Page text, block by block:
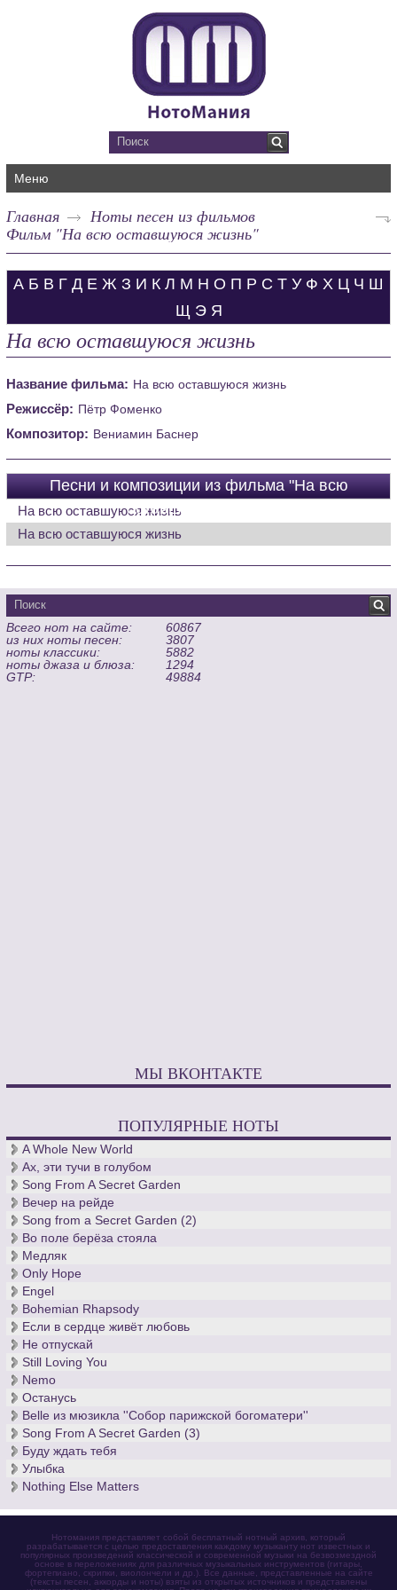
Меню
Главная
Ноты песен из фильмов
Фильм "На всю оставшуюся жизнь"
А Б В Г Д Е Ж З И К Л М Н О П Р С Т У Ф Х Ц Ч Ш
Щ Э Я
На всю оставшуюся жизнь
Название фильма: На всю оставшуюся жизнь
Режиссёр: Пётр Фоменко
Композитор: Вениамин Баснер
Песни и композиции из фильма "На всю
оставшуюся жизнь"
На всю оставшуюся жизнь
На всю оставшуюся жизнь
Всего нот на сайте:
60867
из них ноты песен:
3807
ноты классики:
5882
ноты джаза и блюза:
1294
GTP:
49884
МЫ ВКОНТАКТЕ
ПОПУЛЯРНЫЕ НОТЫ
A Whole New World
Ах, эти тучи в голубом
Song From A Secret Garden
Вечер на рейде
Song from a Secret Garden (2)
Во поле берёза стояла
Медляк
Only Hope
Engel
Bohemian Rhapsody
Если в сердце живёт любовь
Не отпускай
Still Loving You
Nemo
Останусь
Belle из мюзикла ''Собор парижской богоматери''
Song From A Secret Garden (3)
Буду ждать тебя
Улыбка
Nothing Else Matters
Нотомания представляет собой бесплатный нотный архив, который
разрабатывается с целью предоставления каждому музыканту нот известных и
популярных произведений классической и современной музыки на безвозмездной
основе в переложениях для различных музыкальных инструментов (гитары,
фортепиано, скрипки, виолончели и др.). Все данные, представленные на сайте
(тексты песен, аккорды и ноты) взяты из открытых источников и представлены